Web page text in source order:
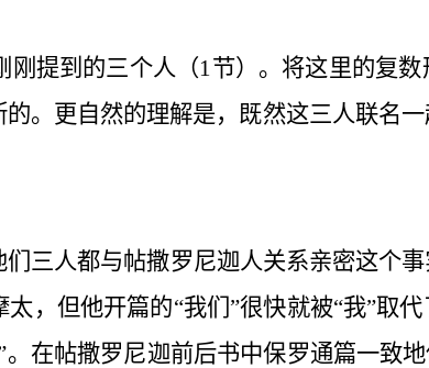
刚提到的三个人（1节）。将这里的复
。更自然的理解是，既然这三人联名
三人都与帖撒罗尼迦人关系亲密这个
，但他开篇的“我们”很快就被“我”取
在帖撒罗尼迦前后书中保罗通篇一致